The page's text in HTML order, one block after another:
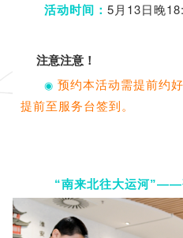
活动时间： 5月13日晚
注意注意！
◉ 预约本活动需提前约
提前至服务台签到。
“南来北往大运河”——